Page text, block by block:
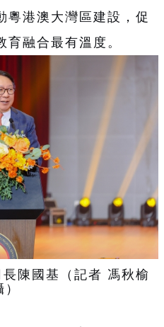
粵港澳大灣區建設，促
融合最有溫度。
陳國基（記者 馮秋榆